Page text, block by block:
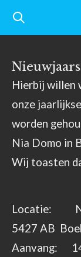
Ga
direct
de
hoofdinhoud
Hierbij willen
onze
worden
Nia Domo in
Wij toasten
Locatie:
5427 AB
Aanvang: